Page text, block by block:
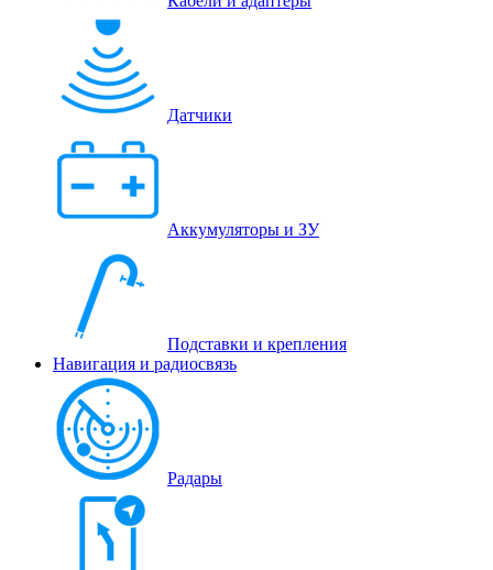
Датчики
Аккумуляторы и ЗУ
Подставки и крепления
Навигация и радиосвязь
Радары